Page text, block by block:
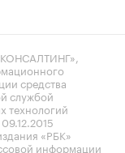
средства
службой
технологий
«РБК»
информации